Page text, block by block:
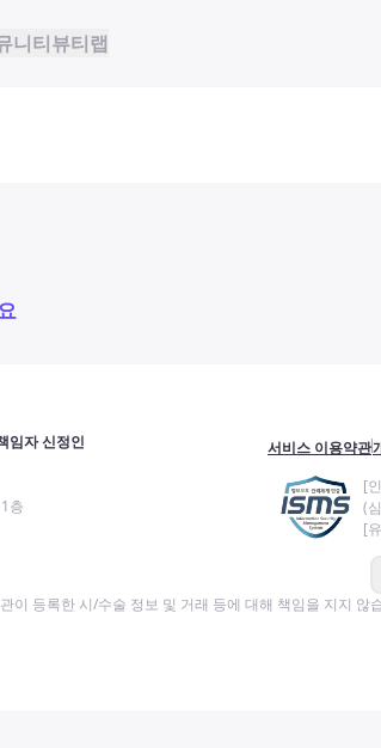
니티뷰티랩
임자 신정인
층
서비스 이용약관
[
(
[
이 등록한 시/수술 정보 및 거래 등에 대해 책임을 지지 않